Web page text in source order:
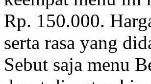
Rp. 150.000.
serta rasa yang
Sebut saja menu